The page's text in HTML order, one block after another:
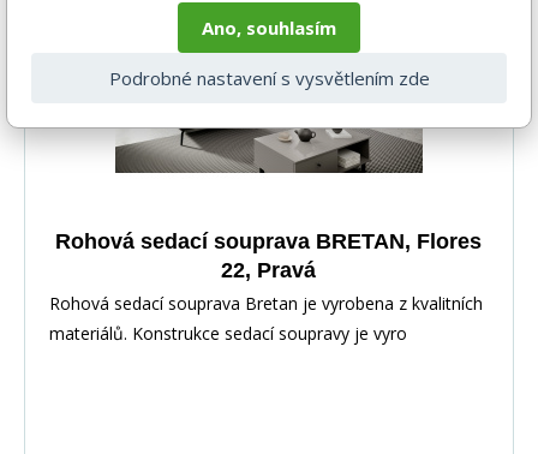
Rohová sedací souprava BRETAN, Flores
22, Pravá
Rohová sedací souprava Bretan je vyrobena z kvalitních
materiálů. Konstrukce sedací soupravy je vyro
Ano, souhlasím
Podrobné nastavení s vysvětlením zde